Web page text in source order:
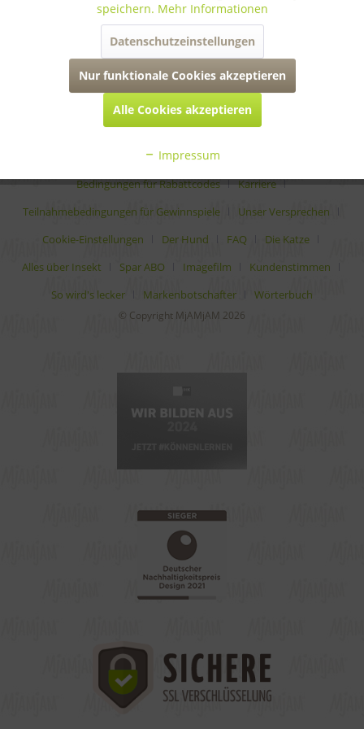
informationen
rechtliches
* Alle Preise inkl. gesetzl. Mehrwertsteuer zzgl.Versandkosten
Analytische Bestandteile
Auszeichnungen
Bedingungen für Rabattcodes
Karriere
Teilnahmebedingungen für Gewinnspiele
Unser Versprechen
Cookie-Einstellungen
Der Hund FAQ
Die Katze
Alles über Insekt
Spar ABO Imagefilm
Kundenstimmen
So wird's lecker
Markenbotschafter Wörterbuch
© Copyright MjAMjAM 2026
speichern. Mehr Informationen
Datenschutzeinstellungen
Nur funktionale Cookies akzeptieren
Alle Cookies akzeptieren
Impressum